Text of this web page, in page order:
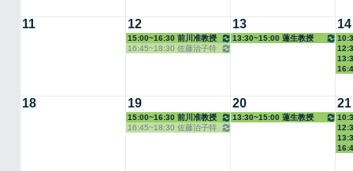
11 12
15:00~16:30 前川准教授
16:45~18:30 佐藤治子特
13
13:30~15:00 蓮生教授
14
授
18 19
15:00~16:30 前川准教授
16:45~18:30 佐藤治子特
20
13:30~15:00 蓮生教授
21
授